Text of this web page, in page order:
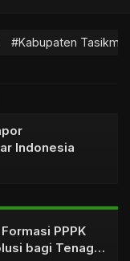
#Kabupaten
Indonesia
PPPK
bagi Tenaga